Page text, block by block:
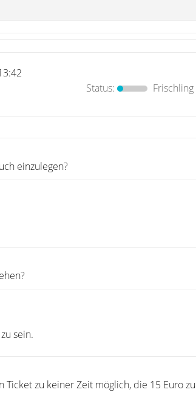
Status:
Frischling
einzulegen?
sein.
zu keiner Zeit möglich, die 15 Euro zu